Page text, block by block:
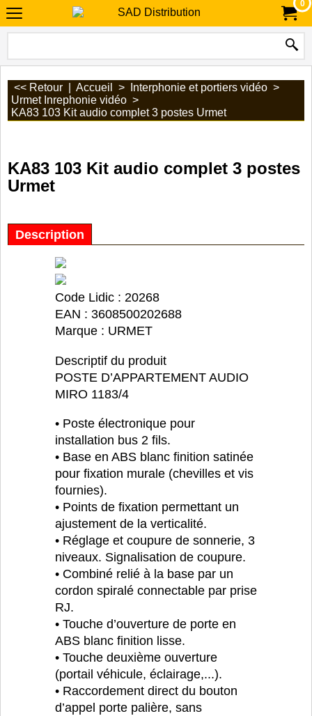
0
<< Retour Accueil > Interphonie et portiers vidéo >
Urmet Inrephonie vidéo >
KA83 103 Kit audio complet 3 postes Urmet
KA83 103 Kit audio complet 3 postes
Urmet
Description
Code Lidic : 20268
EAN : 3608500202688
Marque : URMET
Descriptif du produit
POSTE D’APPARTEMENT AUDIO
MIRO 1183/4
• Poste électronique pour
installation bus 2 fils.
• Base en ABS blanc finition satinée
pour fixation murale (chevilles et vis
fournies).
• Points de fixation permettant un
ajustement de la verticalité.
• Réglage et coupure de sonnerie, 3
niveaux. Signalisation de coupure.
• Combiné relié à la base par un
cordon spiralé connectable par prise
RJ.
• Touche d’ouverture de porte en
ABS blanc finition lisse.
• Touche deuxième ouverture
(portail véhicule, éclairage,...).
• Raccordement direct du bouton
d’appel porte palière, sans